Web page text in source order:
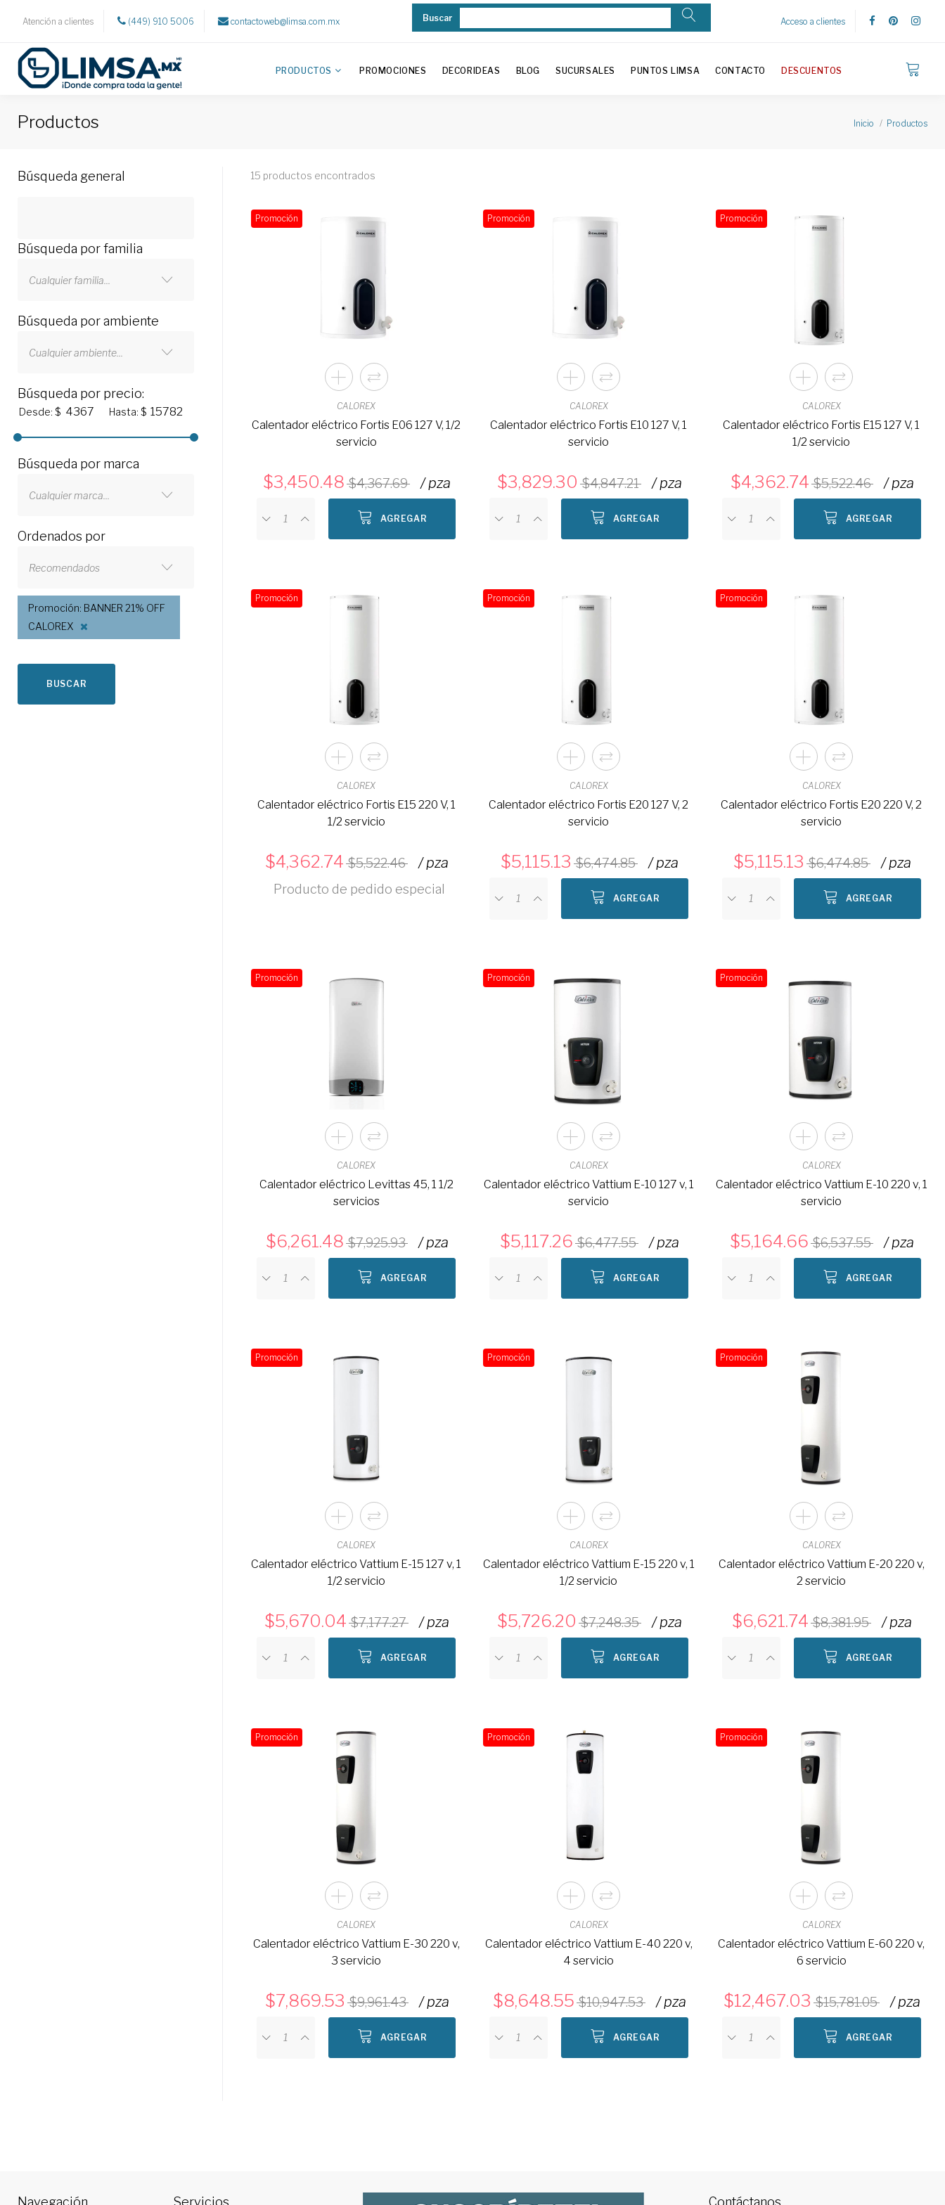
Atención a clientes (449) 910 5006 contactoweb@limsa.com.mx Buscar Acceso a clientes
PRODUCTOS PROMOCIONES DECORIDEAS BLOG SUCURSALES PUNTOS LIMSA CONTACTO DESCUENTOS
Productos Inicio Productos
Búsqueda general
Búsqueda por familia
Cualquier familia...
Búsqueda por ambiente
Cualquier ambiente...
Búsqueda por precio:
Desde: $ Hasta: $
Búsqueda por marca
Cualquier marca...
Ordenados por
Recomendados
Promoción: BANNER 21% OFF
CALOREX
BUSCAR
15 productos encontrados
Promoción
CALOREX
Calentador eléctrico Fortis E06 127 V, 1/2
servicio
3,450.48 4,367.69 / pza
AGREGAR
Promoción
CALOREX
Calentador eléctrico Fortis E10 127 V, 1
servicio
3,829.30 4,847.21 / pza
AGREGAR
Promoción
CALOREX
Calentador eléctrico Fortis E15 127 V, 1
1/2 servicio
4,362.74 5,522.46 / pza
AGREGAR
Promoción
CALOREX
Calentador eléctrico Fortis E15 220 V, 1
1/2 servicio
4,362.74 5,522.46 / pza
Producto de pedido especial
Promoción
CALOREX
Calentador eléctrico Fortis E20 127 V, 2
servicio
5,115.13 6,474.85 / pza
AGREGAR
Promoción
CALOREX
Calentador eléctrico Fortis E20 220 V, 2
servicio
5,115.13 6,474.85 / pza
AGREGAR
Promoción
CALOREX
Calentador eléctrico Levittas 45, 1 1/2
servicios
6,261.48 7,925.93 / pza
AGREGAR
Promoción
CALOREX
Calentador eléctrico Vattium E-10 127 v, 1
servicio
5,117.26 6,477.55 / pza
AGREGAR
Promoción
CALOREX
Calentador eléctrico Vattium E-10 220 v, 1
servicio
5,164.66 6,537.55 / pza
AGREGAR
Promoción
CALOREX
Calentador eléctrico Vattium E-15 127 v, 1
1/2 servicio
5,670.04 7,177.27 / pza
AGREGAR
Promoción
CALOREX
Calentador eléctrico Vattium E-15 220 v, 1
1/2 servicio
5,726.20 7,248.35 / pza
AGREGAR
Promoción
CALOREX
Calentador eléctrico Vattium E-20 220 v,
2 servicio
6,621.74 8,381.95 / pza
AGREGAR
Promoción
CALOREX
Calentador eléctrico Vattium E-30 220 v,
3 servicio
7,869.53 9,961.43 / pza
AGREGAR
Promoción
CALOREX
Calentador eléctrico Vattium E-40 220 v,
4 servicio
8,648.55 10,947.53 / pza
AGREGAR
Promoción
CALOREX
Calentador eléctrico Vattium E-60 220 v,
6 servicio
12,467.03 15,781.05 / pza
AGREGAR
Navegación Servicios Contáctanos